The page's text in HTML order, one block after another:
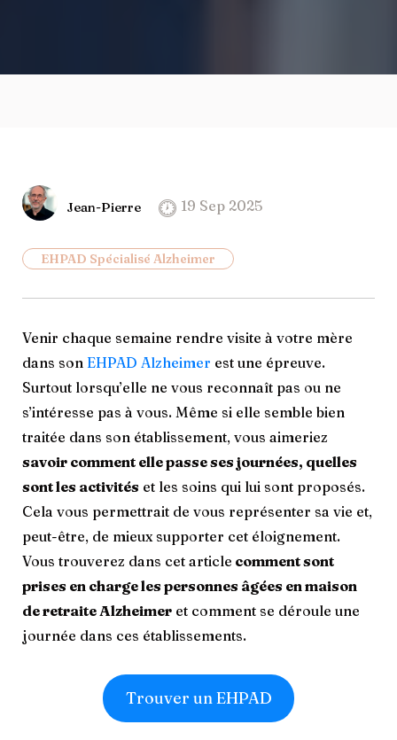
Jean-Pierre 19 Sep 2025
EHPAD Spécialisé Alzheimer
Venir chaque semaine rendre visite à votre mère
dans son EHPAD Alzheimer est une épreuve.
Surtout lorsqu’elle ne vous reconnaît pas ou ne
s’intéresse pas à vous. Même si elle semble bien
traitée dans son établissement, vous aimeriez
savoir comment elle passe ses journées, quelles
sont les activités et les soins qui lui sont proposés.
Cela vous permettrait de vous représenter sa vie et,
peut-être, de mieux supporter cet éloignement.
Vous trouverez dans cet article comment sont
prises en charge les personnes âgées en maison
de retraite Alzheimer et comment se déroule une
journée dans ces établissements.
Trouver un EHPAD